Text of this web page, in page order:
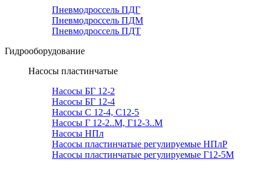
Пневмодроссель ПДГ
Пневмодроссель ПДМ
Пневмодроссель ПДТ
Гидрооборудование
Насосы пластинчатые
Насосы БГ 12-2
Насосы БГ 12-4
Насосы С 12-4, С12-5
Насосы Г 12-2..М, Г12-3..М
Насосы НПл
Насосы пластинчатые регулируемые НПлР
Насосы пластинчатые регулируемые Г12-5М